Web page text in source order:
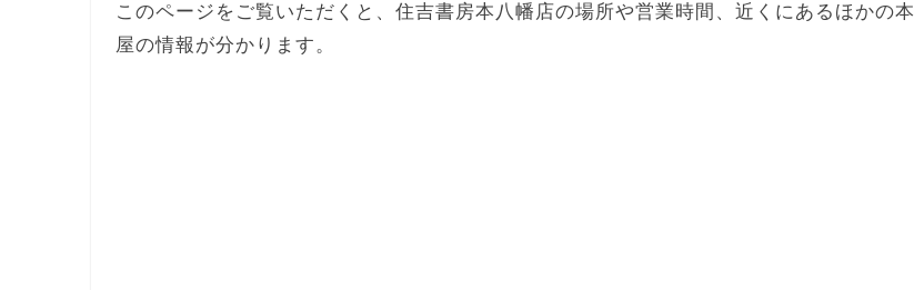
このページをご覧いただくと、住吉書房本八幡店の場所や営業時間、近くにあるほかの本
屋の情報が分かります。